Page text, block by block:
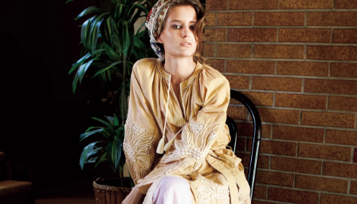
MAGAZINE
会員登録
Log in or Sign up
SPUR読者のためのメンバーシッププログラム
「The SPUR Club」。便利な機能と特典を無料で楽し